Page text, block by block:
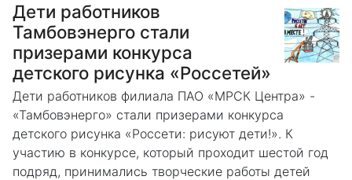
Дети работников
Тамбовэнерго стали
призерами конкурса
детского рисунка «Россетей»
Дети работников филиала ПАО «МРСК Центра» -
«Тамбовэнерго» стали призерами конкурса
детского рисунка «Россети: рисуют дети!». К
участию в конкурсе, который проходит шестой год
подряд, принимались творческие работы детей